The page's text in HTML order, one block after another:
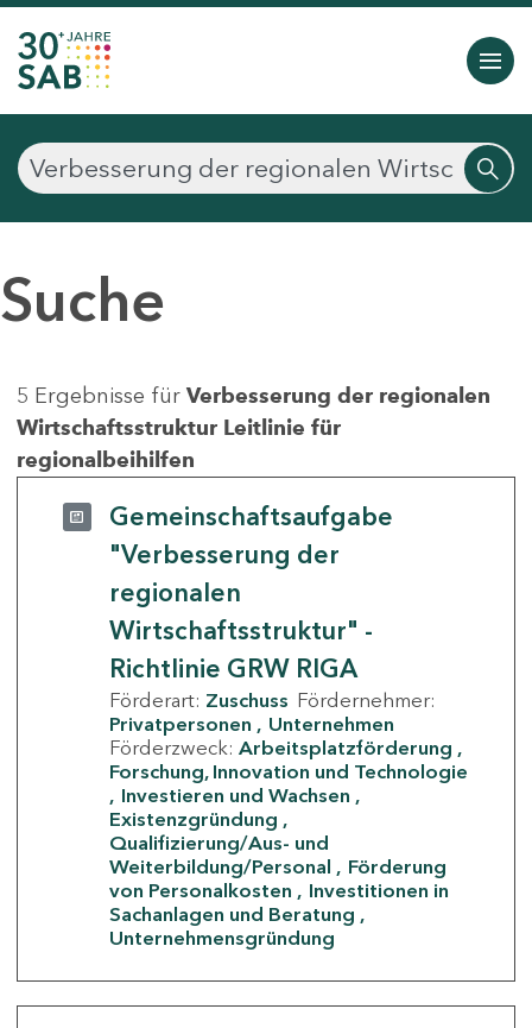
Suche
5 Ergebnisse für Verbesserung der regionalen
Wirtschaftsstruktur Leitlinie für
regionalbeihilfen
Gemeinschaftsaufgabe
"Verbesserung der
regionalen
Wirtschaftsstruktur" -
Richtlinie GRW RIGA
Förderart: Zuschuss Fördernehmer:
Privatpersonen
Unternehmen
Förderzweck: Arbeitsplatzförderung
Forschung, Innovation und Technologie
Investieren und Wachsen
Existenzgründung
Qualifizierung/Aus- und
Weiterbildung/Personal
Förderung
von Personalkosten
Investitionen in
Sachanlagen und Beratung
Unternehmensgründung